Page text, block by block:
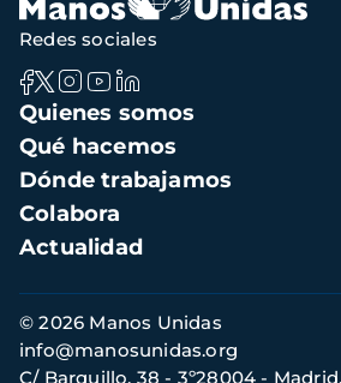
Navegación
principal
Quienes somos
Qué hacemos
Dónde trabajamos
Colabora
Actualidad
Redes sociales
Información
de
contacto
© 2026 Manos Unidas
C/ Barquillo, 38 - 3º28004 -
info@manosunidas.org